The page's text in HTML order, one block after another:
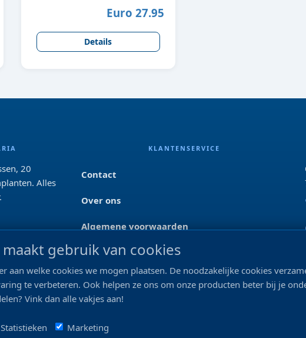
Euro 27.95
Details
20
Alles
KLANTENSERVICE
Contact
Over ons
Algemene voorwaarden
Privacyverklaring
Blog & tips
Merken
gebruik van cookies
aan welke cookies we mogen plaatsen. De noodzakelijke cookies
te verbeteren. Ook helpen ze ons om onze producten beter bij je
Vink dan alle vakjes aan!
Statistieken Marketing